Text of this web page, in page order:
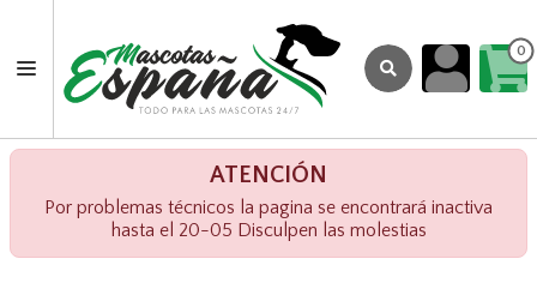
0
ATENCIÓN
Por problemas técnicos la pagina se encontrará inactiva
hasta el 20-05 Disculpen las molestias